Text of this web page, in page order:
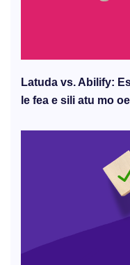
Latuda vs. Abilify:
le fea e sili atu mo oe